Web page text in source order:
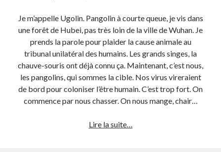
Je m’appelle Ugolin. Pangolin à courte queue, je vis dans
une forêt de Hubei, pas très loin de la ville de Wuhan. Je
prends la parole pour plaider la cause animale au
tribunal unilatéral des humains. Les grands singes, la
chauve-souris ont déjà connu ça. Maintenant, c’est nous,
les pangolins, qui sommes la cible. Nos virus vireraient
de bord pour coloniser l’être humain. C’est trop fort. On
commence par nous chasser. On nous mange, chair…
Lire la suite…